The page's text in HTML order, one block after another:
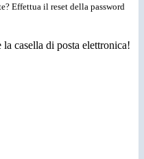
Effettua il reset della password
casella di posta elettronica!